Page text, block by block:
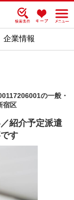
企業情報
の一般・
宿区
紹介予定派遣
す